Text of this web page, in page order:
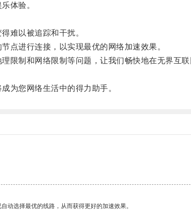
体验。
难以被追踪和干扰。
进行连接，以实现最优的网络加速效果。
制和网络限制等问题，让我们畅快地在无界互
为您网络生活中的得力助手。
动选择最优的线路，从而获得更好的加速效果。